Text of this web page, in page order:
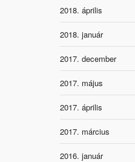
2018. április
2018. január
2017. december
2017. május
2017. április
2017. március
2016. január